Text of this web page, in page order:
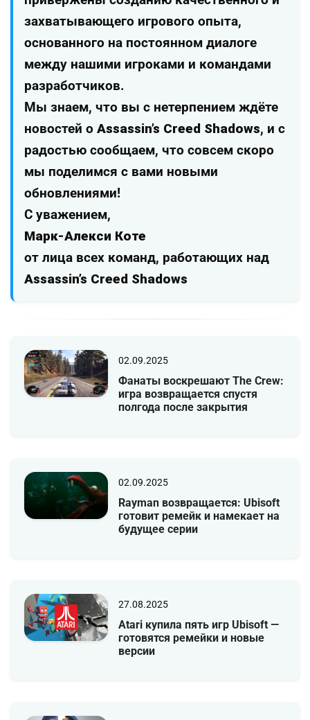
захватывающего игрового опыта,
основанного на постоянном диалоге
между нашими игроками и командами
разработчиков.
Мы знаем, что вы с нетерпением ждёте
новостей о Assassin’s Creed Shadows, и с
радостью сообщаем, что совсем скоро
мы поделимся с вами новыми
обновлениями!
С уважением,
Марк-Алекси Коте
от лица всех команд, работающих над
Assassin’s Creed Shadows
02.09.2025
Фанаты воскрешают The Crew:
игра возвращается спустя
полгода после закрытия
02.09.2025
Rayman возвращается: Ubisoft
готовит ремейк и намекает на
будущее серии
27.08.2025
Atari купила пять игр Ubisoft —
готовятся ремейки и новые
версии